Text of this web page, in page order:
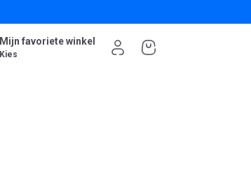
Mijn favoriete winkel
Kies